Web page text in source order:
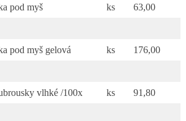
pod myš ks 63,00
pod myš gelová ks 176,00
vlhké /100x ks 91,80